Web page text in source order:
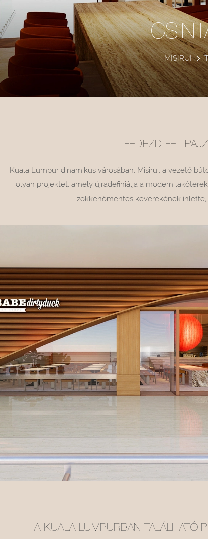
MISIRUI
FEDEZD FEL
Kuala Lumpur dinamikus városában, Misirui, a vezető
olyan projektet, amely újradefiniálja a modern
zökkenőmentes keverékének ihlette,
A KUALA LUMPURBAN TALÁLHATÓ